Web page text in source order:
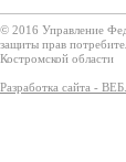
© 2016 Управление
защиты прав
Костромской области
Разработка сайта -